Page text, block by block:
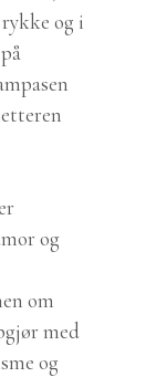
og i
og
om
med
og